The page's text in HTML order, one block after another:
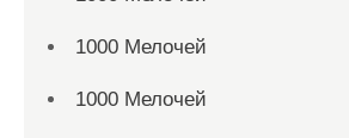
1000 Мелочей
1000 Мелочей